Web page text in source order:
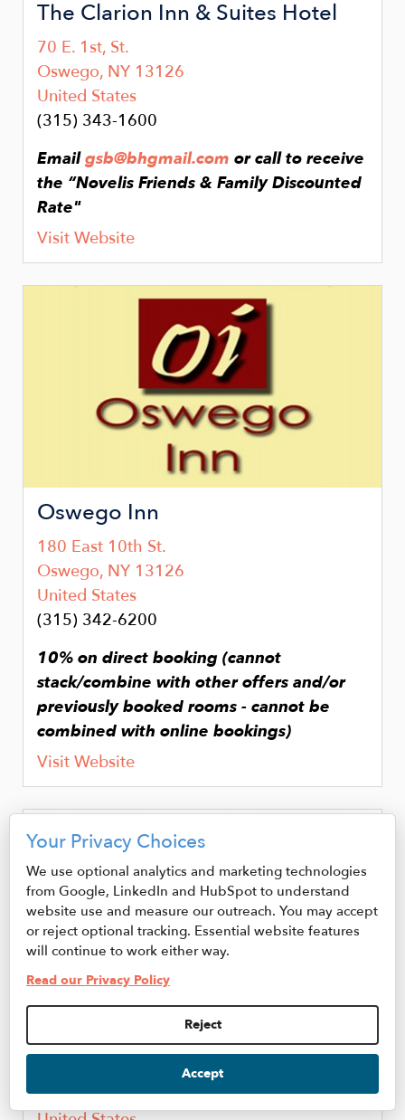
The Clarion Inn & Suites Hotel
70 E. 1st, St.
Oswego, NY 13126
United States
(315) 343-1600
Emailgsb@bhgmail.com or call to receive
the “Novelis Friends & Family Discounted
Rate"
Visit Website
Oswego Inn
180 East 10th St.
Oswego, NY 13126
United States
(315) 342-6200
10% on direct booking (cannot
stack/combine with other offers and/or
previously booked rooms - cannot be
combined with online bookings)
Visit Website
Image
Tailwater Lodge
Altmar,NY 13302
Your Privacy Choices
We use optional analytics and marketing technologies
from Google, LinkedIn and HubSpot to understand
website use and measure our outreach. You may accept
or reject optional tracking. Essential website features
will continue to work either way.
Read our Privacy Policy
Reject
Accept